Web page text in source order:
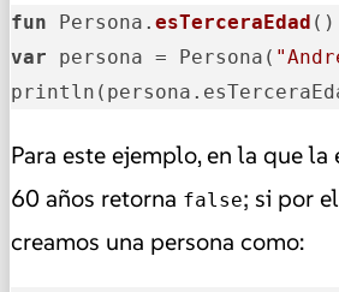
fun Persona. esTerceraEdad ()
var persona = Persona(
Para este ejemplo, en la que la
60 años retorna false; si por
creamos una persona como: